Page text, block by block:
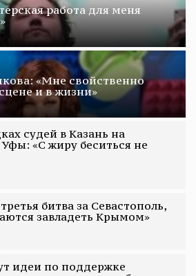
работа для меня
«Мне свойственно
и в жизни»
судей в Казань на
«С жиру беситься не
битва за Севастополь,
завладеть Крымом»
идеи по поддержке